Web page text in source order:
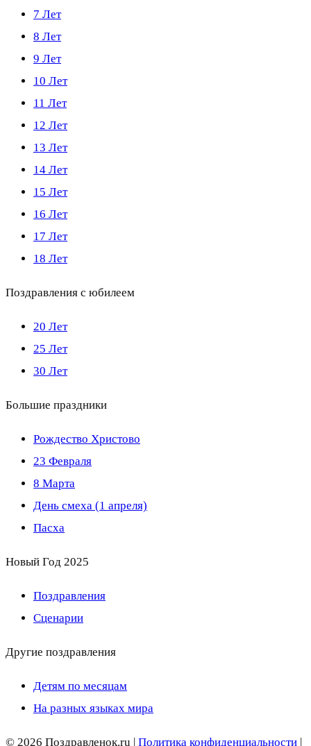
7 Лет
8 Лет
9 Лет
10 Лет
11 Лет
12 Лет
13 Лет
14 Лет
15 Лет
16 Лет
17 Лет
18 Лет
Поздравления с юбилеем
20 Лет
25 Лет
30 Лет
Большие праздники
Рождество Христово
23 Февраля
8 Марта
День смеха (1 апреля)
Пасха
Новый Год 2025
Поздравления
Сценарии
Другие поздравления
Детям по месяцам
На разных языках мира
© 2026 Поздравленок.ru | Политика конфиденциальности |